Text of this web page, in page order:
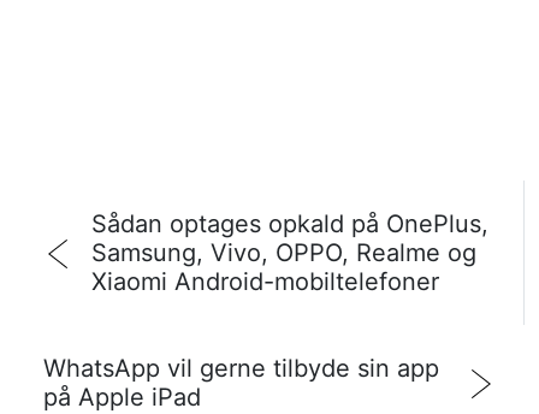
Sådan optages opkald på OnePlus,
Samsung, Vivo, OPPO, Realme og
Xiaomi Android-mobiltelefoner
WhatsApp vil gerne tilbyde sin app
på Apple iPad